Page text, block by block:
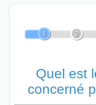
1 2
Quel est
concerné